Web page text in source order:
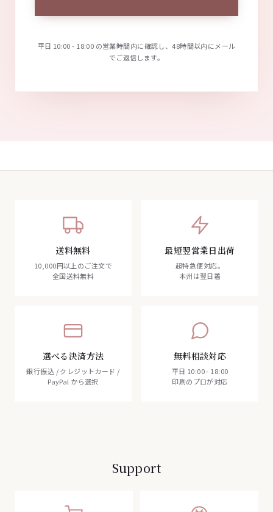
平日 10:00 - 18:00 の営業時間内に確認し、48時間以内にメール
でご返信します。
送料無料
10,000円以上のご注文で
全国送料無料
最短翌営業日出荷
超特急便対応。
本州は翌日着
選べる決済方法
銀行振込 / クレジットカード /
PayPal から選択
無料相談対応
平日 10:00 - 18:00
印刷のプロが対応
Support